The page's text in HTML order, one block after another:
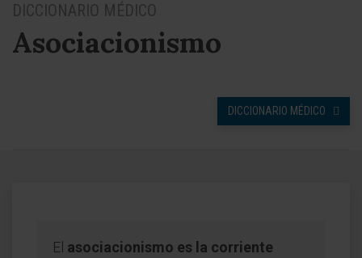
DICCIONARIO MÉDICO
Asociacionismo
DICCIONARIO MÉDICO
El asociacionismo es la corriente